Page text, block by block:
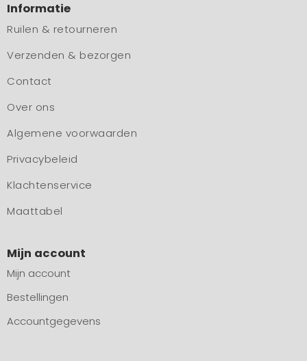
Informatie
Ruilen & retourneren
Verzenden & bezorgen
Contact
Over ons
Algemene voorwaarden
Privacybeleid
Klachtenservice
Maattabel
Mijn account
Mijn account
Bestellingen
Accountgegevens